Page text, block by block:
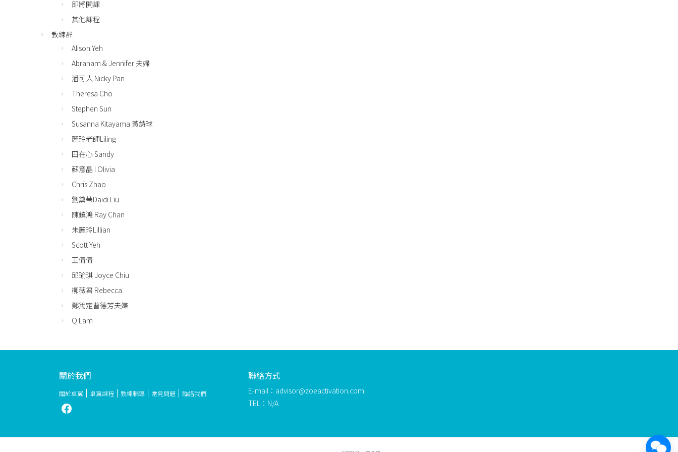
即將開課
其他課程
教練群
Alison Yeh
Abraham & Jennifer 夫婦
潘可人 Nicky Pan
Theresa Cho
Stephen Sun
Susanna Kitayama 黃詩球
麗玲老師Liling
田在心 Sandy
蘇意晶 I Olivia
Chris Zhao
劉黛蒂Daidi Liu
陳鎮鴻 Ray Chan
朱麗玲Lillian
Scott Yeh
王倩倩
邱瑜琪 Joyce Chiu
柳薇君 Rebecca
鄭篤定曹德芳夫婦
Q Lam
關於我們
關於卓翼 卓翼課程 教練輔導 常見問題 聯絡我們
聯絡方式
E-mail：advisor@zoeactivation.com
TEL：N/A